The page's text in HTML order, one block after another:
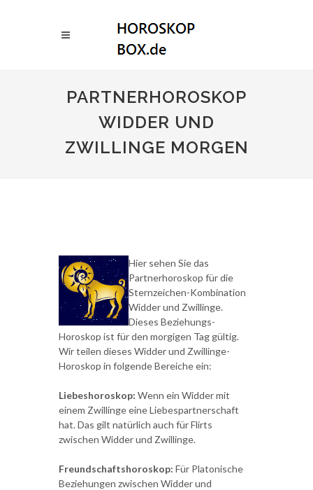
PARTNERHOROSKOP
WIDDER UND
ZWILLINGE MORGEN
Hier sehen Sie das
Partnerhoroskop für die
Sternzeichen-Kombination
Widder und Zwillinge.
Dieses Beziehungs-
Horoskop ist für den morgigen Tag gültig.
Wir teilen dieses Widder und Zwillinge-
Horoskop in folgende Bereiche ein:
Liebeshoroskop: Wenn ein Widder mit
einem Zwillinge eine Liebespartnerschaft
hat. Das gilt natürlich auch für Flirts
zwischen Widder und Zwillinge.
Freundschaftshoroskop: Für Platonische
Beziehungen zwischen Widder und